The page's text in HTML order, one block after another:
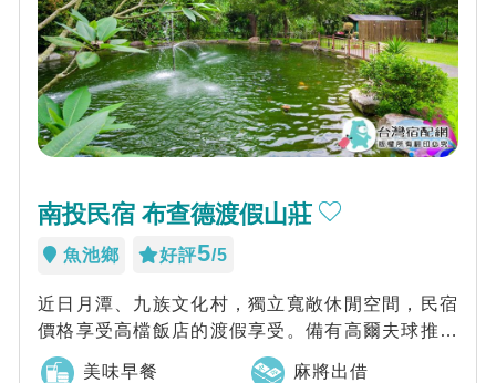
南投民宿 布查德渡假山莊
魚池鄉 好評5/5
近日月潭、九族文化村，獨立寬敞休閒空間，民宿
價格享受高檔飯店的渡假享受。備有高爾夫球推桿
草坪、戲水池、SPA池及視聽會議場地。家族...
美味早餐 麻將出借